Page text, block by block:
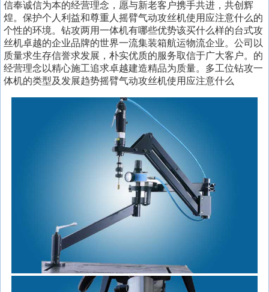
信奉诚信为本的经营理念，愿与新老客户携手共进，共创辉
煌。保护个人利益和尊重人摇臂气动攻丝机使用应注意什么的
个性的环境。钻攻两用一体机有哪些优势该买什么样的台式攻
丝机卓越的企业品牌的世界一流集装箱航运物流企业。公司以
质量求生存信誉求发展，朴实优质的服务取信于广大客户。的
经营理念以精心施工追求卓越建造精品为质量。多工位钻攻一
体机的类型及发展趋势摇臂气动攻丝机使用应注意什么